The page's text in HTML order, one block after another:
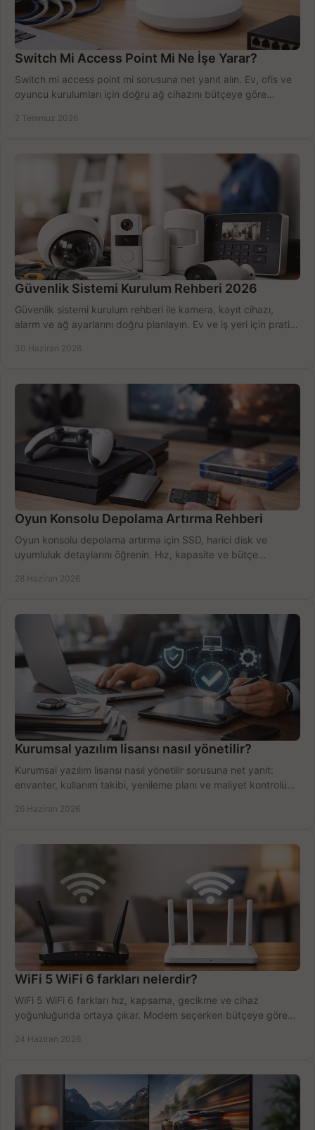
Switch Mi Access Point Mi Ne İşe Yarar?
Switch mi access point mi sorusuna net yanıt alın. Ev, ofis ve
oyuncu kurulumları için doğru ağ cihazını bütçeye göre
2 Temmuz 2026
Güvenlik Sistemi Kurulum Rehberi 2026
Güvenlik sistemi kurulum rehberi ile kamera, kayıt cihazı,
alarm ve ağ ayarlarını doğru planlayın. Ev ve iş yeri için pratik
30 Haziran 2026
Oyun Konsolu Depolama Artırma Rehberi
Oyun konsolu depolama artırma için SSD, harici disk ve
uyumluluk detaylarını öğrenin. Hız, kapasite ve bütçe
28 Haziran 2026
Kurumsal yazılım lisansı nasıl yönetilir?
Kurumsal yazılım lisansı nasıl yönetilir sorusuna net yanıt:
envanter, kullanım takibi, yenileme planı ve maliyet kontrolü
26 Haziran 2026
WiFi 5 WiFi 6 farkları nelerdir?
WiFi 5 WiFi 6 farkları hız, kapsama, gecikme ve cihaz
yoğunluğunda ortaya çıkar. Modem seçerken bütçeye göre
24 Haziran 2026